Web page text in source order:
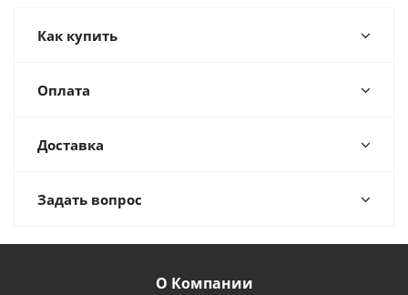
Как купить
Оплата
Доставка
Задать вопрос
О Компании